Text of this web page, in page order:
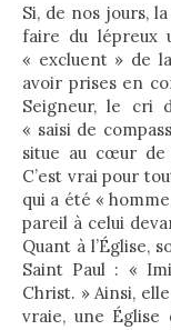
Si, de nos jours,
faire du lépreux
« excluent » de
avoir prises en
Seigneur, le cri
« saisi de
situe au cœur de
C’est vrai pour
qui a été «
pareil à celui
Quant à l’Église,
Saint Paul : «
Christ. » Ainsi,
vraie, une Église